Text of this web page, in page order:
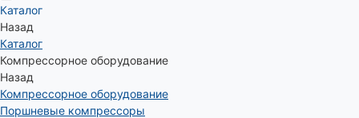
Каталог
Назад
Каталог
Компрессорное оборудование
Назад
Компрессорное оборудование
Поршневые компрессоры